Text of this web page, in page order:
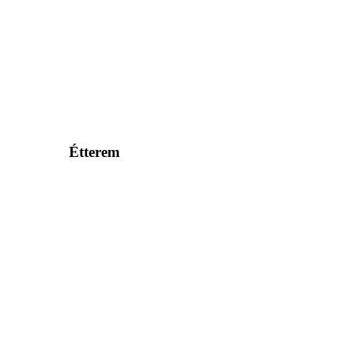
Étterem